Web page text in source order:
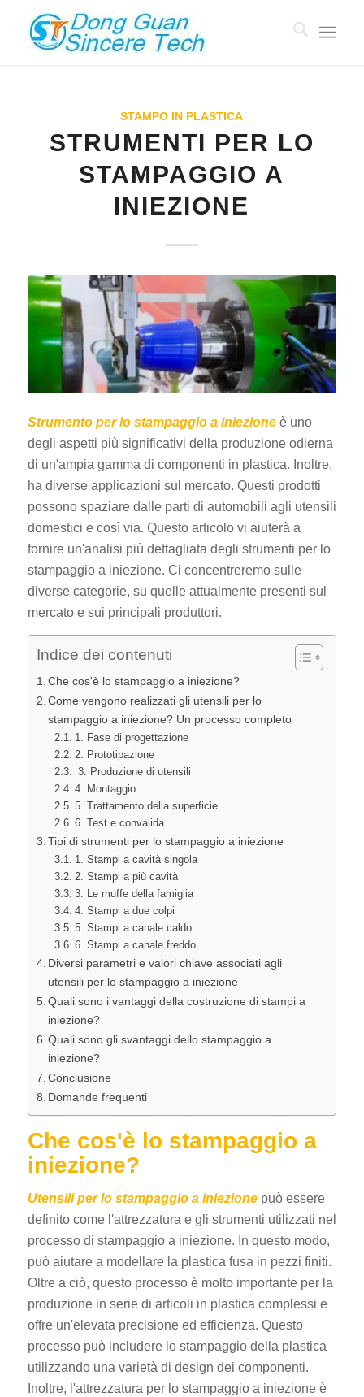
STAMPO IN PLASTICA
STRUMENTI PER LO
STAMPAGGIO A
INIEZIONE
Strumento per lo stampaggio a iniezioneè uno
degli aspetti più significativi della produzione odierna
di un'ampia gamma di componenti in plastica. Inoltre,
ha diverse applicazioni sul mercato. Questi prodotti
possono spaziare dalle parti di automobili agli utensili
domestici e così via. Questo articolo vi aiuterà a
fornire un'analisi più dettagliata degli strumenti per lo
stampaggio a iniezione. Ci concentreremo sulle
diverse categorie, su quelle attualmente presenti sul
mercato e sui principali produttori.
Indice dei contenuti
Che cos'è lo stampaggio a iniezione?
Come vengono realizzati gli utensili per lo
stampaggio a iniezione? Un processo completo
1. Fase di progettazione
2. Prototipazione
3. Produzione di utensili
4. Montaggio
5. Trattamento della superficie
6. Test e convalida
Tipi di strumenti per lo stampaggio a iniezione
1. Stampi a cavità singola
2. Stampi a più cavità
3. Le muffe della famiglia
4. Stampi a due colpi
5. Stampi a canale caldo
6. Stampi a canale freddo
Diversi parametri e valori chiave associati agli
utensili per lo stampaggio a iniezione
Quali sono i vantaggi della costruzione di stampi a
iniezione?
Quali sono gli svantaggi dello stampaggio a
iniezione?
Conclusione
Domande frequenti
Che cos'è lo stampaggio a
iniezione?
Utensili per lo stampaggio a iniezione può essere
definito come l'attrezzatura e gli strumenti utilizzati nel
processo di stampaggio a iniezione. In questo modo,
può aiutare a modellare la plastica fusa in pezzi finiti.
Oltre a ciò, questo processo è molto importante per la
produzione in serie di articoli in plastica complessi e
offre un'elevata precisione ed efficienza. Questo
processo può includere lo stampaggio della plastica
utilizzando una varietà di design dei componenti.
Inoltre, l'attrezzatura per lo stampaggio a iniezione è